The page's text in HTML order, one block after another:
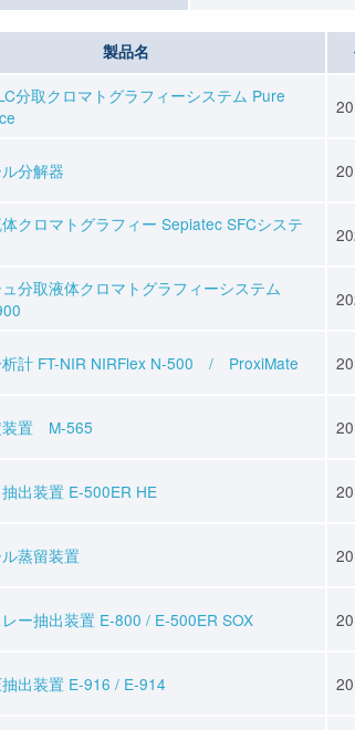
製品名
分取クロマトグラフィーシステム Pure
分解器
クロマトグラフィー Sepiatec SFCシステ
分取液体クロマトグラフィーシステム
析計 FT-NIR NIRFlex N-500 / ProxiMate
装置 M-565
出装置 E-500ER HE
蒸留装置
ー抽出装置 E-800 / E-500ER SOX
出装置 E-916 / E-914